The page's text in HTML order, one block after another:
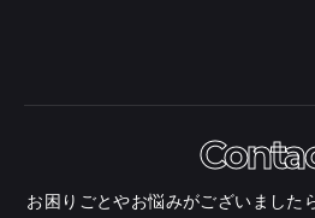
お困りごとやお悩みがございました